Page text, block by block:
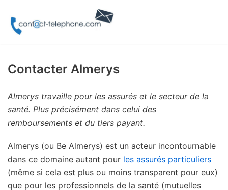
Aller
Contacter Almerys
Almerys travaille pour les assurés et le secteur de la
santé. Plus précisément dans celui des
remboursements et du tiers payant.
Almerys (ou Be Almerys) est un acteur incontournable
dans ce domaine autant pour les assurés particuliers
(même si cela est plus ou moins transparent pour eux)
que pour les professionnels de la santé (mutuelles